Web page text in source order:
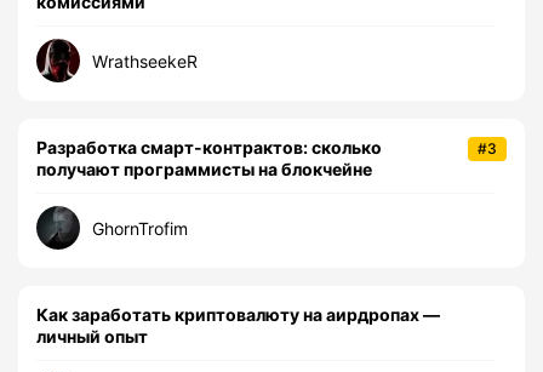
WrathseekeR
#3
Разработка смарт-контрактов: сколько
получают программисты на блокчейне
GhornTrofim
Как заработать криптовалюту на аирдропах —
личный опыт